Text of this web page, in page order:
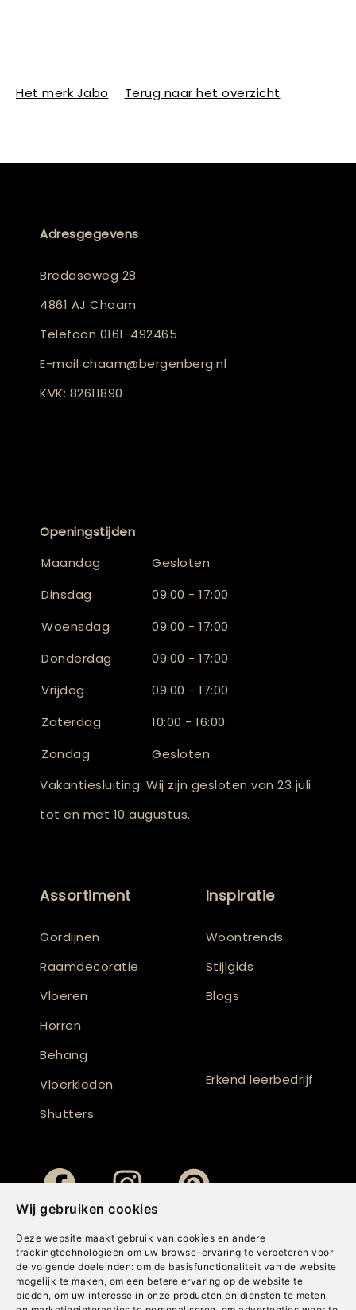
Wij gebruiken cookies
Deze website maakt gebruik van cookies en andere
trackingtechnologieën om uw browse-ervaring te verbeteren voor
de volgende doeleinden: om de basisfunctionaliteit van de website
mogelijk te maken , om een betere ervaring op de website te
bieden, om uw interesse in onze producten en diensten te meten
Het merk Jabo Terug naar het overzicht
Adresgegevens
Bredaseweg 28
4861 AJ Chaam
Telefoon 0161-492465
E-mail chaam@bergenberg.nl
KVK: 82611890
Openingstijden
Maandag
Gesloten
Dinsdag
09:00 - 17:00
Woensdag
09:00 - 17:00
Donderdag
09:00 - 17:00
Vrijdag
09:00 - 17:00
Zaterdag
10:00 - 16:00
Zondag
Gesloten
Vakantiesluiting: Wij zijn gesloten van 23 juli
tot en met 10 augustus.
Assortiment
Gordijnen
Raamdecoratie
Vloeren
Horren
Behang
Vloerkleden
Shutters
Inspiratie
Woontrends
Stijlgids
Blogs
Erkend leerbedrijf